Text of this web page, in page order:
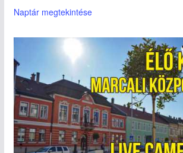
Naptár megtekintése